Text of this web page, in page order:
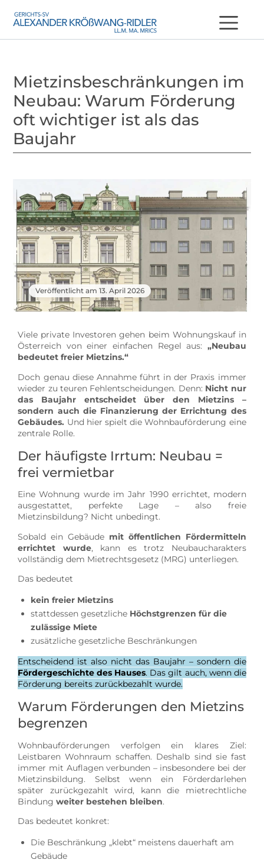
Mietzinsbeschränkungen im
Neubau: Warum Förderung
oft wichtiger ist als das
Baujahr
Veröffentlicht am 13. April 2026
Viele private Investoren gehen beim Wohnungskauf in
Österreich von einer einfachen Regel aus: „Neubau
bedeutet freier Mietzins.“
Doch genau diese Annahme führt in der Praxis immer
wieder zu teuren Fehlentscheidungen. Denn: Nicht nur
das Baujahr entscheidet über den Mietzins –
sondern auch die Finanzierung der Errichtung des
Gebäudes. Und hier spielt die Wohnbauförderung eine
zentrale Rolle.
Der häufigste Irrtum: Neubau =
frei vermietbar
Eine Wohnung wurde im Jahr 1990 errichtet, modern
ausgestattet, perfekte Lage – also freie
Mietzinsbildung? Nicht unbedingt.
Sobald ein Gebäude mit öffentlichen Fördermitteln
errichtet wurde, kann es trotz Neubaucharakters
vollständig dem Mietrechtsgesetz (MRG) unterliegen.
Das bedeutet
kein freier Mietzins
stattdessen gesetzliche Höchstgrenzen für die
zulässige Miete
zusätzliche gesetzliche Beschränkungen
Entscheidend ist also nicht das Baujahr – sondern die
Fördergeschichte des Hauses. Das gilt auch, wenn die
Förderung bereits zurückbezahlt wurde.
Warum Förderungen den Mietzins
begrenzen
Wohnbauförderungen verfolgen ein klares Ziel:
Leistbaren Wohnraum schaffen. Deshalb sind sie fast
immer mit Auflagen verbunden – insbesondere bei der
Mietzinsbildung. Selbst wenn ein Förderdarlehen
später zurückgezahlt wird, kann die mietrechtliche
Bindungweiter bestehen bleiben.
Das bedeutet konkret:
Die Beschränkung „klebt“ meistens dauerhaft am
Gebäude